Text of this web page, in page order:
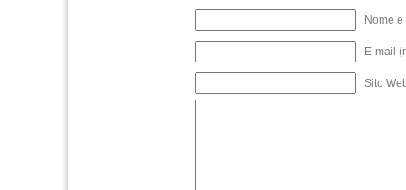
Nome
E-mail
Sito